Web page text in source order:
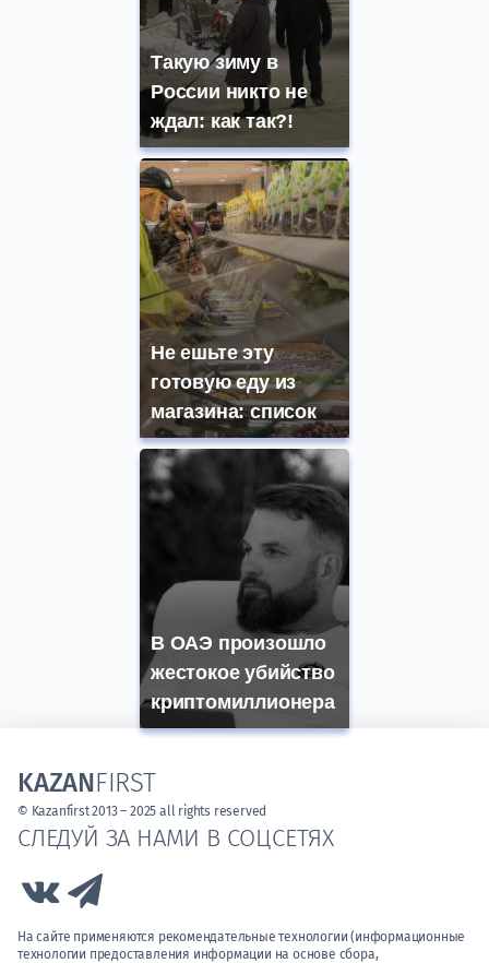
Такую зиму в
России никто не
ждал: как так?!
Не ешьте эту
готовую еду из
магазина: список
В ОАЭ произошло
жестокое убийство
криптомиллионера
СЛЕДУЙ ЗА НАМИ В СОЦСЕТЯХ
Link to Vk
На сайте применяются рекомендательные технологии (информационные
технологии предоставления информации на основе сбора,
KAZANFIRST
© Kazanfirst 2013 – 2025 all rights reserved